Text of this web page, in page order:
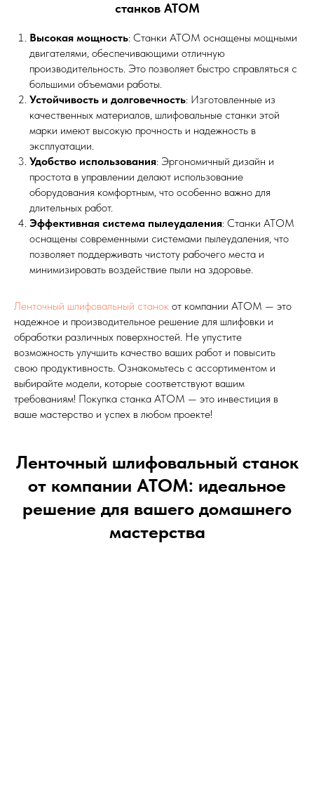
станков АТОМ
Высокая мощность: Станки АТОМ оснащены мощными
двигателями, обеспечивающими отличную
производительность. Это позволяет быстро справляться с
большими объемами работы.
Устойчивость и долговечность: Изготовленные из
качественных материалов, шлифовальные станки этой
марки имеют высокую прочность и надежность в
эксплуатации.
Удобство использования: Эргономичный дизайн и
простота в управлении делают использование
оборудования комфортным, что особенно важно для
длительных работ.
Эффективная система пылеудаления: Станки АТОМ
оснащены современными системами пылеудаления, что
позволяет поддерживать чистоту рабочего места и
минимизировать воздействие пыли на здоровье.
Ленточный шлифовальный станок от компании АТОМ — это
надежное и производительное решение для шлифовки и
обработки различных поверхностей. Не упустите
возможность улучшить качество ваших работ и повысить
свою продуктивность. Ознакомьтесь с ассортиментом и
выбирайте модели, которые соответствуют вашим
требованиям! Покупка станка АТОМ — это инвестиция в
ваше мастерство и успех в любом проекте!
Ленточный шлифовальный станок
от компании АТОМ: идеальное
решение для вашего домашнего
мастерства